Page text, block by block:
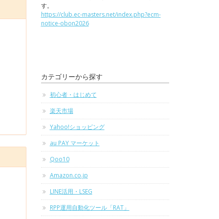
す。
https://club.ec-masters.net/index.php?ecm-
notice-obon2026
カテゴリーから探す
初心者・はじめて
楽天市場
Yahoo!ショッピング
au PAY マーケット
Qoo10
Amazon.co.jp
LINE活用・LSEG
RPP運用自動化ツール「RAT」